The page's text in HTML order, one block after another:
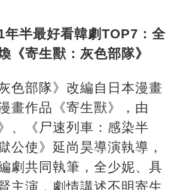
年半最好看韓劇TOP7：全
《寄生獸：灰色部隊》
色部隊》改編自日本漫畫
畫作品《寄生獸》，由
、《尸速列車：感染半
公使》延尚昊導演執導，
劇共同執筆，全少妮、具
主演，劇情講述不明寄生